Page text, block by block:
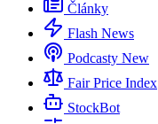
Články
Flash News
Podcasty New
Fair Price Index
StockBot